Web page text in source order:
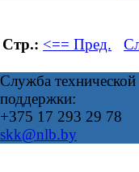
Стр.: <== Пред.
Служба технической
поддержки:
+375 17 293 29 78
skk@nlb.by